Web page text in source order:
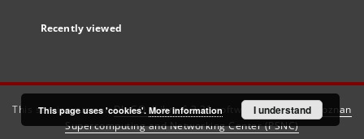
Recently viewed
This service runs onDInGO dLibra 6.3.21software created by
Poznan
Supercomputing and Networking Center (PSNC)
This page uses 'cookies'. More information I understand